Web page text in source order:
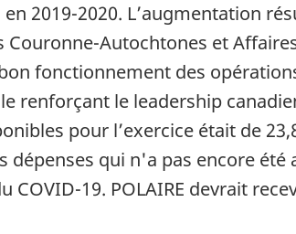
2019-2020. L’augmentation
Autochtones et Affaires
fonctionnement des
renforçant le leadership
pour l’exercice était de
qui n'a pas encore
19. POLAIRE devrait